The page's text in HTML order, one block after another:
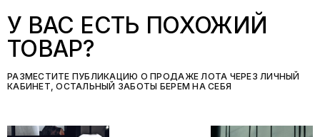
У ВАС ЕСТЬ ПОХОЖИЙ
ТОВАР?
РАЗМЕСТИТЕ ПУБЛИКАЦИЮ О ПРОДАЖЕ ЛОТА ЧЕРЕЗ ЛИЧНЫЙ
КАБИНЕТ, ОСТАЛЬНЫЙ ЗАБОТЫ БЕРЕМ НА СЕБЯ